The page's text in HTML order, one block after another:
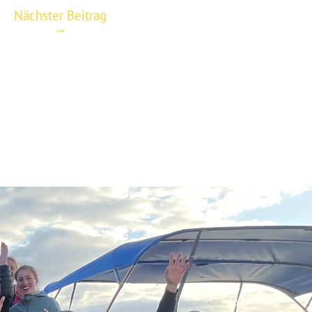
Nächster Beitrag
→